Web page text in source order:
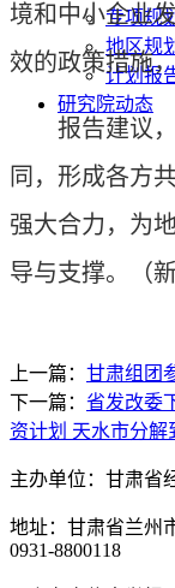
专项规
地区规
计划报
研究院动态
境和中小企业
效的政策措施
报告建议，
同，形成各方
强大合力，为
导与支撑。
（
上一篇： 甘肃组团
下一篇： 省发改委
资计划 天水市分解
主办单位：甘肃省
地址：甘肃省兰州
0931-8800118